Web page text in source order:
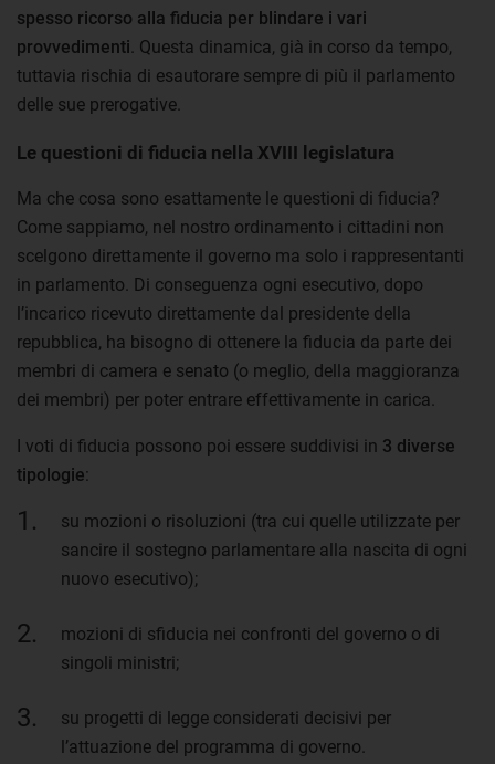
spesso ricorso alla fiducia per blindare i vari
provvedimenti . Questa dinamica, già in corso da tempo,
tuttavia rischia di esautorare sempre di più il parlamento
delle sue prerogative.
Le questioni di fiducia nella XVIII legislatura
Ma che cosa sono esattamente le questioni di fiducia?
Come sappiamo, nel nostro ordinamento i cittadini non
scelgono direttamente il governo ma solo i rappresentanti
in parlamento. Di conseguenza ogni esecutivo, dopo
l’incarico ricevuto direttamente dal presidente della
repubblica, ha bisogno di ottenere la fiducia da parte dei
membri di camera e senato (o meglio, della maggioranza
dei membri) per poter entrare effettivamente in carica.
I voti di fiducia possono poi essere suddivisi in 3 diverse
tipologie:
su mozioni o risoluzioni (tra cui quelle utilizzate per
sancire il sostegno parlamentare alla nascita di ogni
nuovo esecutivo);
mozioni di sfiducia nei confronti del governo o di
singoli ministri;
su progetti di legge considerati decisivi per
l’attuazione del programma di governo.